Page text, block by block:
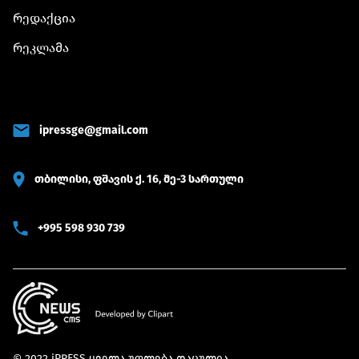
რედაქცია
რეკლამა
ipressge@gmail.com
თბილისი, ფშავის ქ. 16, მე-3 სართული
+995 598 930 739